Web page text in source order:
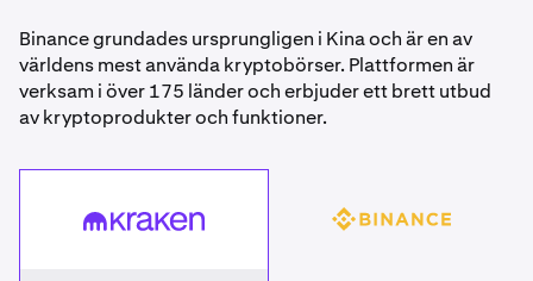
Binance grundades ursprungligen i Kina och är en av
världens mest använda kryptobörser. Plattformen är
verksam i över 175 länder och erbjuder ett brett utbud
av kryptoprodukter och funktioner.
Kraken Binance